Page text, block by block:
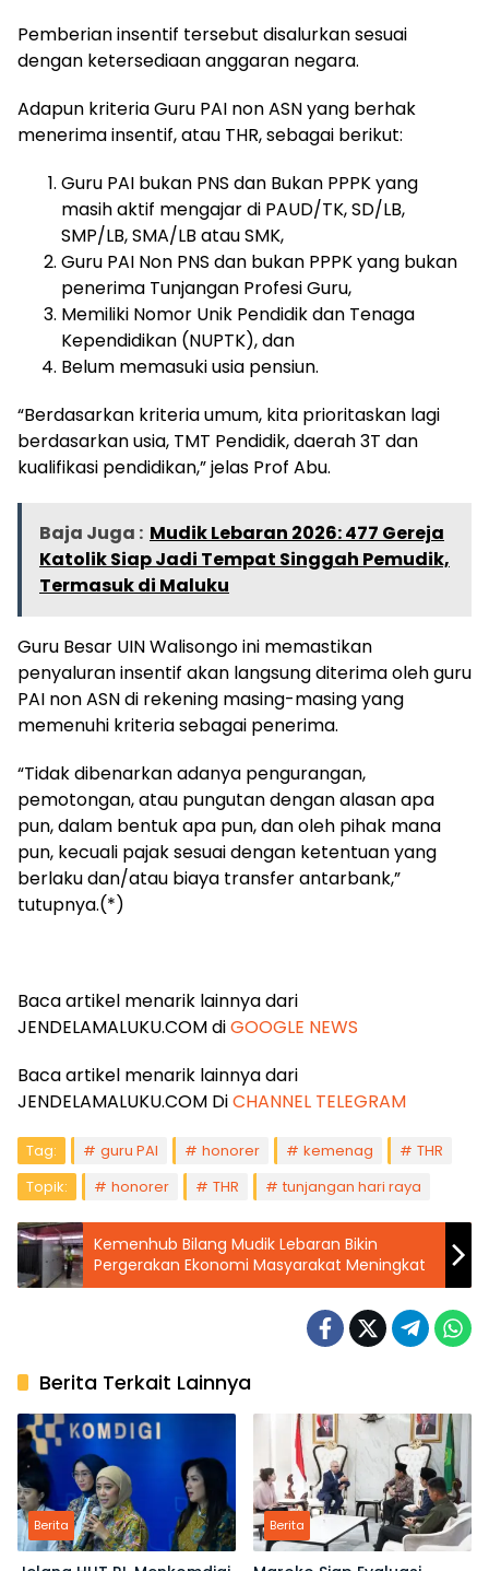
Pemberian insentif tersebut disalurkan sesuai
dengan ketersediaan anggaran negara.
Adapun kriteria Guru PAI non ASN yang berhak
menerima insentif, atau THR, sebagai berikut:
Guru PAI bukan PNS dan Bukan PPPK yang
masih aktif mengajar di PAUD/TK, SD/LB,
SMP/LB, SMA/LB atau SMK,
Guru PAI Non PNS dan bukan PPPK yang bukan
penerima Tunjangan Profesi Guru,
Memiliki Nomor Unik Pendidik dan Tenaga
Kependidikan (NUPTK), dan
Belum memasuki usia pensiun.
“Berdasarkan kriteria umum, kita prioritaskan lagi
berdasarkan usia, TMT Pendidik, daerah 3T dan
kualifikasi pendidikan,” jelas Prof Abu.
Baja Juga : Mudik Lebaran 2026: 477 Gereja
Katolik Siap Jadi Tempat Singgah Pemudik,
Termasuk di Maluku
Guru Besar UIN Walisongo ini memastikan
penyaluran insentif akan langsung diterima oleh guru
PAI non ASN di rekening masing-masing yang
memenuhi kriteria sebagai penerima.
“Tidak dibenarkan adanya pengurangan,
pemotongan, atau pungutan dengan alasan apa
pun, dalam bentuk apa pun, dan oleh pihak mana
pun, kecuali pajak sesuai dengan ketentuan yang
berlaku dan/atau biaya transfer antarbank,”
tutupnya.(*)
Baca artikel menarik lainnya dari
JENDELAMALUKU.COM diGOOGLE NEWS
Baca artikel menarik lainnya dari
JENDELAMALUKU.COM DiCHANNEL TELEGRAM
Tag: guru PAI honorer kemenag
THR
Topik:
honorer THR tunjangan hari raya
Kemenhub Bilang Mudik Lebaran Bikin
Pergerakan Ekonomi Masyarakat Meningkat
Berita Terkait Lainnya
Berita Berita